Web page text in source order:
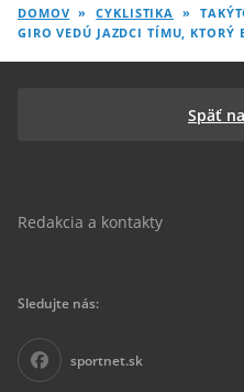
DOMOV » CYKLISTIKA »
GIRO VEDÚ JAZDCI TÍMU, KTORÝ
Späť
Redakcia a kontakty
Sledujte nás:
sportnet.sk